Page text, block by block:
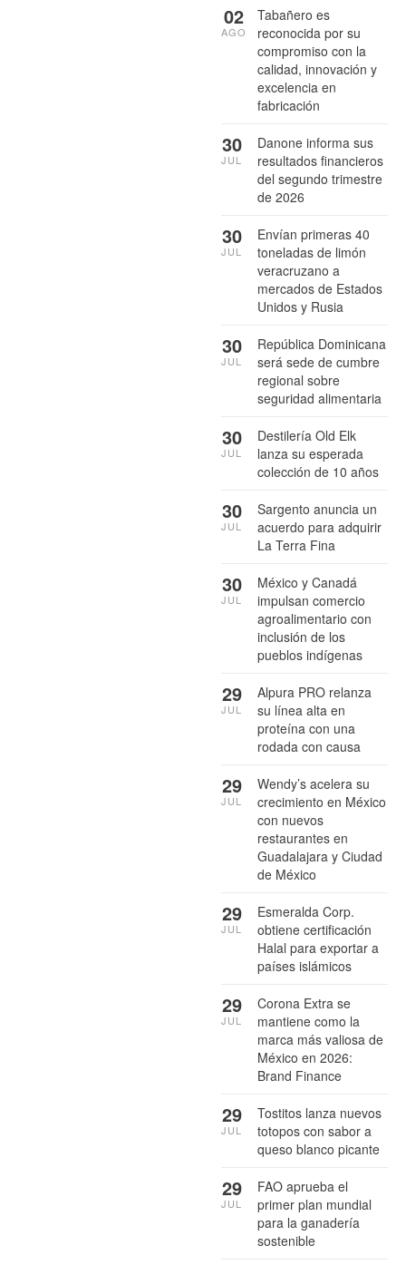
Tabañero es
reconocida por su
compromiso con la
calidad, innovación y
excelencia en
fabricación
02
AGO
Danone informa sus
resultados financieros
del segundo trimestre
de 2026
30
JUL
Envían primeras 40
toneladas de limón
veracruzano a
mercados de Estados
Unidos y Rusia
30
JUL
República Dominicana
será sede de cumbre
regional sobre
seguridad alimentaria
30
JUL
Destilería Old Elk
lanza su esperada
colección de 10 años
30
JUL
Sargento anuncia un
acuerdo para adquirir
La Terra Fina
30
JUL
México y Canadá
impulsan comercio
agroalimentario con
inclusión de los
pueblos indígenas
30
JUL
Alpura PRO relanza
su línea alta en
proteína con una
rodada con causa
29
JUL
Wendy’s acelera su
crecimiento en México
con nuevos
restaurantes en
Guadalajara y Ciudad
de México
29
JUL
Esmeralda Corp.
obtiene certificación
Halal para exportar a
países islámicos
29
JUL
Corona Extra se
mantiene como la
marca más valiosa de
México en 2026:
Brand Finance
29
JUL
Tostitos lanza nuevos
totopos con sabor a
queso blanco picante
29
JUL
FAO aprueba el
primer plan mundial
para la ganadería
sostenible
29
JUL